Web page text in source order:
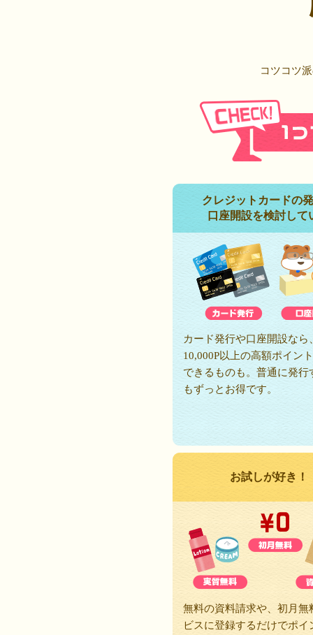
コツコツ
クレジットカードの
口座開設を検討して
カード発行や口座開設なら
10,000P以上の高額ポイン
できるものも。普通に発行
もずっとお得です。
お試しが好き！
無料の資料請求や、初月無
ビスに登録するだけでポイ